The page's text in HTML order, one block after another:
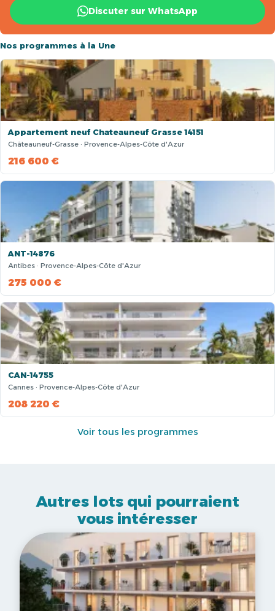
Discuter sur WhatsApp
Nos programmes à la Une
Appartement neuf Chateauneuf Grasse 14151
Châteauneuf-Grasse · Provence-Alpes-Côte d'Azur
216 600 €
ANT-14876
Antibes · Provence-Alpes-Côte d'Azur
275 000 €
CAN-14755
Cannes · Provence-Alpes-Côte d'Azur
208 220 €
Voir tous les programmes
Autres lots qui pourraient
vous intéresser